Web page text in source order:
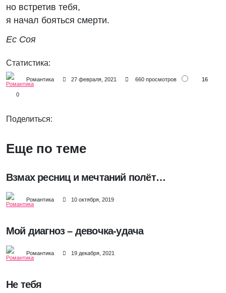
но встретив тебя,
я начал бояться смерти.
Ес Соя
Статистика:
Романтика 27 февраля, 2021 660 просмотров 16
0
Поделиться:
Еще по теме
Взмах ресниц и мечтаний полёт…
Романтика 10 октября, 2019
Мой диагноз – девочка-удача
Романтика 19 декабря, 2021
Не тебя